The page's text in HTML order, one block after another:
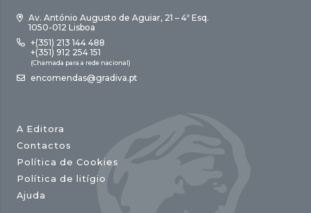
Av. António Augusto de Aguiar, 21 – 4º Esq.
1050-012 Lisboa
+(351) 213 144 488
+(351) 912 254 151
(Chamada para a rede nacional)
encomendas@gradiva.pt
A Editora
Contactos
Política de Cookies
Política de litígio
Ajuda